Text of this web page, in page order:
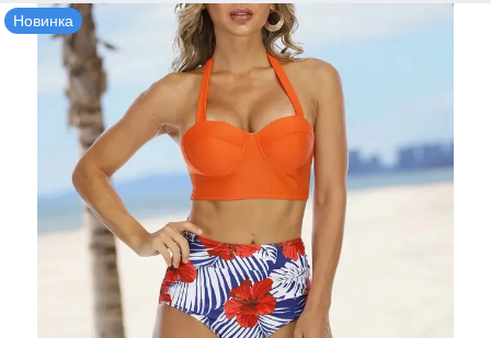
Новинка